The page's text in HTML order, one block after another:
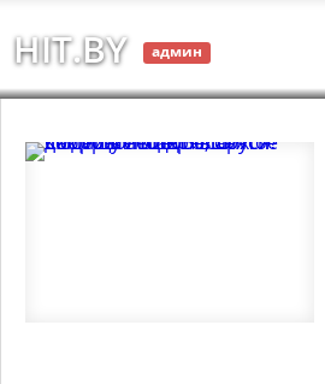
HIT.BY админ